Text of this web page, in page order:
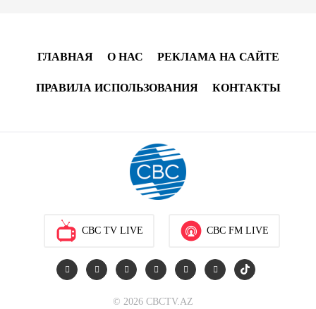
программу "зеленой трансформации"
экономики и наращивает взаимную торговлю –
электронной торговли и общего рынка - Турчин
финансирования промкооперации в ЕАЭС
ГЛАВНАЯ О НАС РЕКЛАМА НА САЙТЕ
ПРАВИЛА ИСПОЛЬЗОВАНИЯ КОНТАКТЫ
CBC TV LIVE CBC FM LIVE
© 2026 CBCTV.AZ